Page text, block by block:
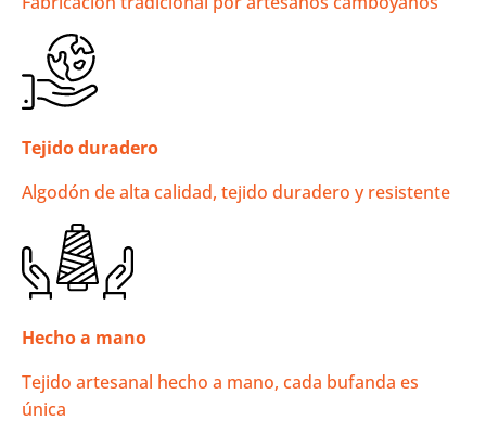
Tejido duradero
Algodón de alta calidad, tejido duradero y resistente
Hecho a mano
Tejido artesanal hecho a mano, cada bufanda es
única